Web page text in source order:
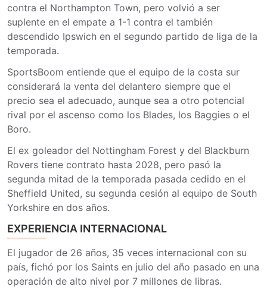
contra el Northampton Town, pero volvió a ser
suplente en el empate a 1-1 contra el también
descendido Ipswich en el segundo partido de liga de la
temporada.
SportsBoom entiende que el equipo de la costa sur
considerará la venta del delantero siempre que el
precio sea el adecuado, aunque sea a otro potencial
rival por el ascenso como los Blades, los Baggies o el
Boro.
El ex goleador del Nottingham Forest y del Blackburn
Rovers tiene contrato hasta 2028, pero pasó la
segunda mitad de la temporada pasada cedido en el
Sheffield United, su segunda cesión al equipo de South
Yorkshire en dos años.
EXPERIENCIA INTERNACIONAL
El jugador de 26 años, 35 veces internacional con su
país, fichó por los Saints en julio del año pasado en una
operación de alto nivel por 7 millones de libras.